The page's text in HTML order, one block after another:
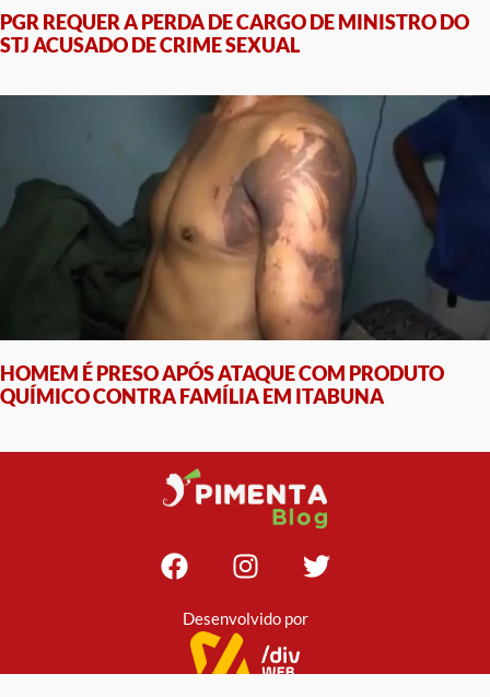
PGR REQUER A PERDA DE CARGO DE MINISTRO DO
STJ ACUSADO DE CRIME SEXUAL
HOMEM É PRESO APÓS ATAQUE COM PRODUTO
QUÍMICO CONTRA FAMÍLIA EM ITABUNA
Desenvolvido por